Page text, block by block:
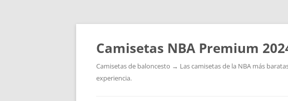
Camisetas NBA Premium
Camisetas de baloncesto → Las camisetas de la NBA más
experiencia.